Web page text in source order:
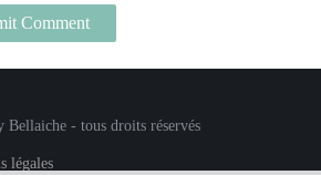
- tous droits réservés
légales